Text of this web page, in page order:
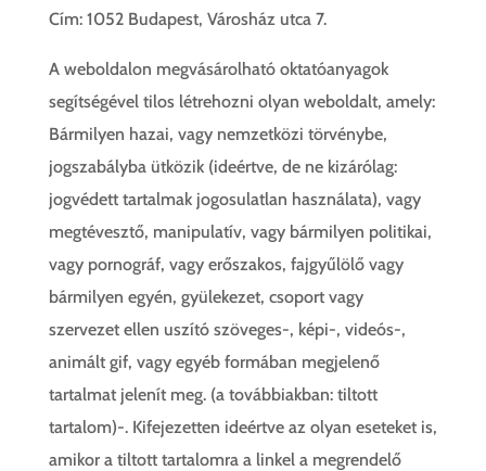
Cím: 1052 Budapest, Városház utca 7.
A weboldalon megvásárolható oktatóanyagok
segítségével tilos létrehozni olyan weboldalt, amely:
Bármilyen hazai, vagy nemzetközi törvénybe,
jogszabályba ütközik (ideértve, de ne kizárólag:
jogvédett tartalmak jogosulatlan használata), vagy
megtévesztő, manipulatív, vagy bármilyen politikai,
vagy pornográf, vagy erőszakos, fajgyűlölő vagy
bármilyen egyén, gyülekezet, csoport vagy
szervezet ellen uszító szöveges-, képi-, videós-,
animált gif, vagy egyéb formában megjelenő
tartalmat jelenít meg. (a továbbiakban: tiltott
tartalom)-. Kifejezetten ideértve az olyan eseteket is,
amikor a tiltott tartalomra a linkel a megrendelő